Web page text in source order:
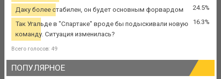
Даку более стабилен, он будет основным форвардом 24.5%
Так Угальде в "Спартаке" вроде бы подыскивали новую
команду. Ситуация изменилась?
16.3%
Всего голосов: 49
ПОПУЛЯРНОЕ